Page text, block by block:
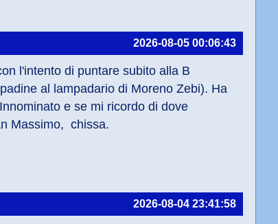
2026-08-05 00:06:43
l'intento di puntare subito alla B
al lampadario di Moreno Zebi). Ha
e se mi ricordo di dove
Massimo,  chissa.
2026-08-04 23:41:58